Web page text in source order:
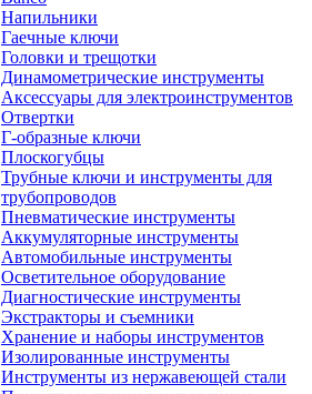
Напильники
Гаечные ключи
Головки и трещотки
Динамометрические инструменты
Аксессуары для электроинструментов
Отвертки
Г-образные ключи
Плоскогубцы
Трубные ключи и инструменты для
трубопроводов
Пневматические инструменты
Аккумуляторные инструменты
Автомобильные инструменты
Осветительное оборудование
Диагностические инструменты
Экстракторы и съемники
Хранение и наборы инструментов
Изолированные инструменты
Инструменты из нержавеющей стали